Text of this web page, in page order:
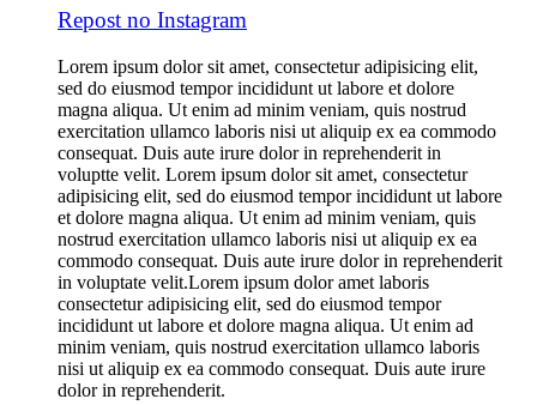
Repost no Instagram
Lorem ipsum dolor sit amet, consectetur adipisicing elit,
sed do eiusmod tempor incididunt ut labore et dolore
magna aliqua. Ut enim ad minim veniam, quis nostrud
exercitation ullamco laboris nisi ut aliquip ex ea commodo
consequat. Duis aute irure dolor in reprehenderit in
voluptte velit. Lorem ipsum dolor sit amet, consectetur
adipisicing elit, sed do eiusmod tempor incididunt ut labore
et dolore magna aliqua. Ut enim ad minim veniam, quis
nostrud exercitation ullamco laboris nisi ut aliquip ex ea
commodo consequat. Duis aute irure dolor in reprehenderit
in voluptate velit.Lorem ipsum dolor amet laboris
consectetur adipisicing elit, sed do eiusmod tempor
incididunt ut labore et dolore magna aliqua. Ut enim ad
minim veniam, quis nostrud exercitation ullamco laboris
nisi ut aliquip ex ea commodo consequat. Duis aute irure
dolor in reprehenderit.